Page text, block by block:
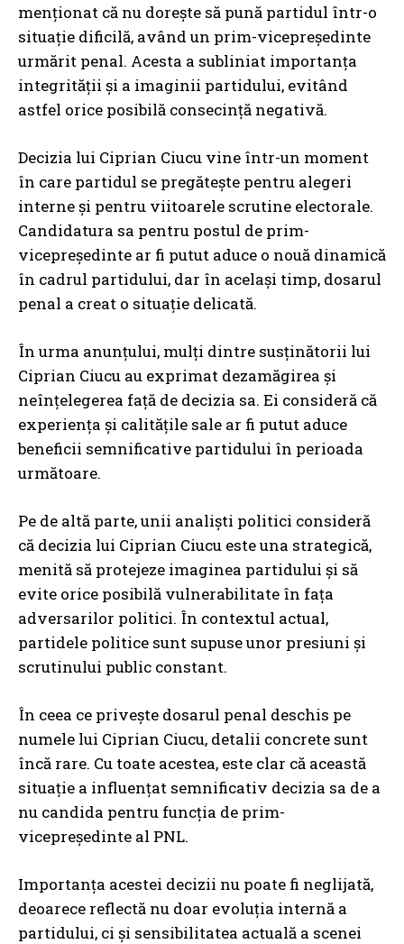
menționat că nu dorește să pună partidul într-o
situație dificilă, având un prim-vicepreședinte
urmărit penal. Acesta a subliniat importanța
integrității și a imaginii partidului, evitând
astfel orice posibilă consecință negativă.
Decizia lui Ciprian Ciucu vine într-un moment
în care partidul se pregătește pentru alegeri
interne și pentru viitoarele scrutine electorale.
Candidatura sa pentru postul de prim-
vicepreședinte ar fi putut aduce o nouă dinamică
în cadrul partidului, dar în același timp, dosarul
penal a creat o situație delicată.
În urma anunțului, mulți dintre susținătorii lui
Ciprian Ciucu au exprimat dezamăgirea și
neînțelegerea față de decizia sa. Ei consideră că
experiența și calitățile sale ar fi putut aduce
beneficii semnificative partidului în perioada
următoare.
Pe de altă parte, unii analiști politici consideră
că decizia lui Ciprian Ciucu este una strategică,
menită să protejeze imaginea partidului și să
evite orice posibilă vulnerabilitate în fața
adversarilor politici. În contextul actual,
partidele politice sunt supuse unor presiuni și
scrutinului public constant.
În ceea ce privește dosarul penal deschis pe
numele lui Ciprian Ciucu, detalii concrete sunt
încă rare. Cu toate acestea, este clar că această
situație a influențat semnificativ decizia sa de a
nu candida pentru funcția de prim-
vicepreședinte al PNL.
Importanța acestei decizii nu poate fi neglijată,
deoarece reflectă nu doar evoluția internă a
partidului, ci și sensibilitatea actuală a scenei